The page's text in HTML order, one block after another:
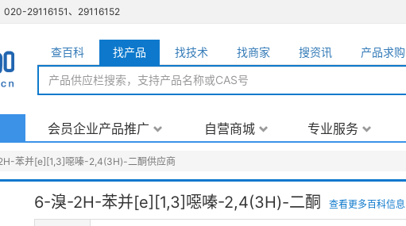
020-29116151、29116152
查百科 找产品 找技术 找商家 搜资讯
产品求购
会员企业产品推广 自营商城 专业服务
苯并[e][1,3]噁嗪-2,4(3H)-二酮供应商
6-溴-2H-苯并[e][1,3]噁嗪-2,4(3H)-二酮 查看更多百科信息